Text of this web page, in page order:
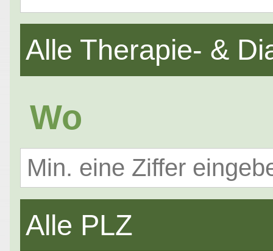
Alle Therapie- &
Wo
Alle PLZ